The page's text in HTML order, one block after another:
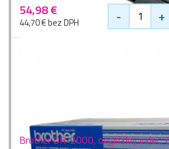
54,98 €
44,70 € bez DPH - +
Brother DR-2000, originálny valec,